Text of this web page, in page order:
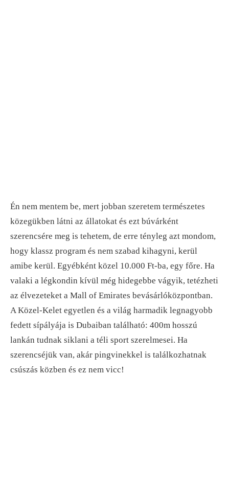
Én nem mentem be, mert jobban szeretem természetes
közegükben látni az állatokat és ezt búvárként
szerencsére meg is tehetem, de erre tényleg azt mondom,
hogy klassz program és nem szabad kihagyni, kerül
amibe kerül. Egyébként közel 10.000 Ft-ba, egy főre. Ha
valaki a légkondin kívül még hidegebbe vágyik, tetézheti
az élvezeteket a Mall of Emirates bevásárlóközpontban.
A Közel-Kelet egyetlen és a világ harmadik legnagyobb
fedett sípályája is Dubaiban található: 400m hosszú
lankán tudnak siklani a téli sport szerelmesei. Ha
szerencséjük van, akár pingvinekkel is találkozhatnak
csúszás közben és ez nem vicc!